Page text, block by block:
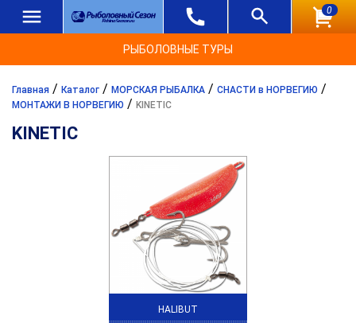
0
РЫБОЛОВНЫЕ ТУРЫ
Главная / Каталог / МОРСКАЯ РЫБАЛКА / СНАСТИ в НОРВЕГИЮ /
МОНТАЖИ В НОРВЕГИЮ / KINETIC
KINETIC
HALIBUT